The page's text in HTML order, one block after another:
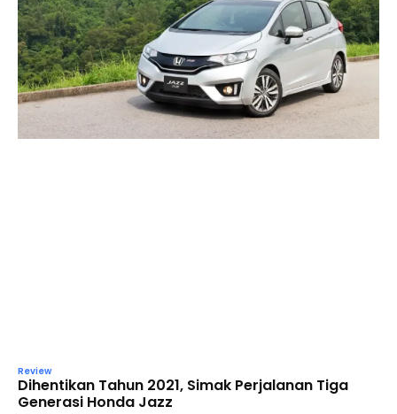
Review
Dihentikan Tahun 2021, Simak Perjalanan Tiga
Generasi Honda Jazz